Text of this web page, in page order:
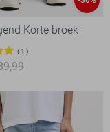
Korte broek
1